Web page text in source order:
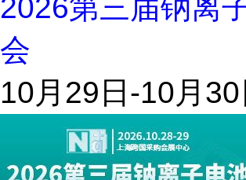
2026第三届钠离
会
10月29日-10月30